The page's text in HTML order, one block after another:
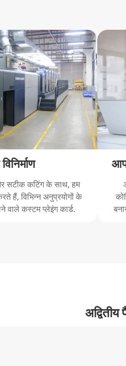
सटीक कटिंग के साथ, हम
हैं, विभिन्न अनुप्रयोगों के
कस्टम प्लेइंग कार्ड.